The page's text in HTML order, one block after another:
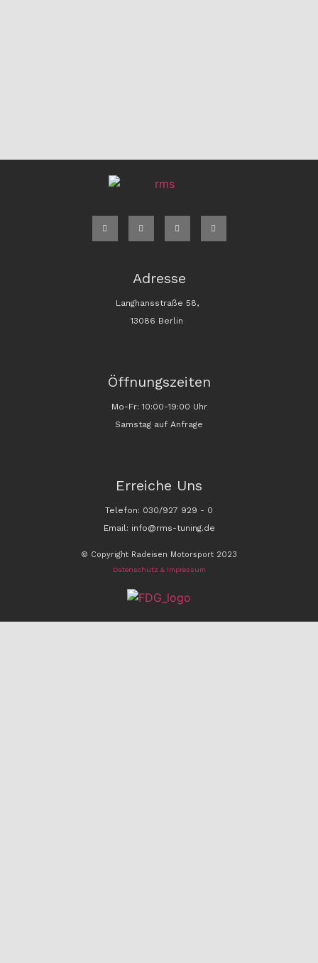
Adresse
Langhansstraße 58,
13086 Berlin
Öffnungszeiten
Mo-Fr: 10:00-19:00 Uhr
Samstag auf Anfrage
Erreiche Uns
Telefon: 030/927 929 - 0
Email: info@rms-tuning.de
© Copyright Radeisen Motorsport 2023
Datenschutz & Impressum